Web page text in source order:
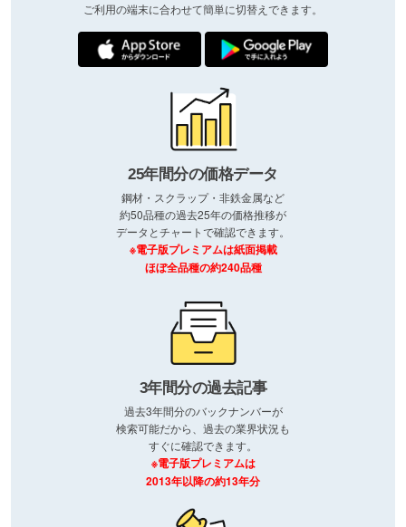
ご利用の端末に合わせて簡単に切替えできます。
25年間分の価格データ
鋼材・スクラップ・非鉄金属など
約50品種の過去25年の価格推移が
データとチャートで確認できます。
※電子版プレミアムは紙面掲載
ほぼ全品種の約240品種
3年間分の過去記事
過去3年間分のバックナンバーが
検索可能だから、過去の業界状況も
すぐに確認できます。
※電子版プレミアムは
2013年以降の約13年分